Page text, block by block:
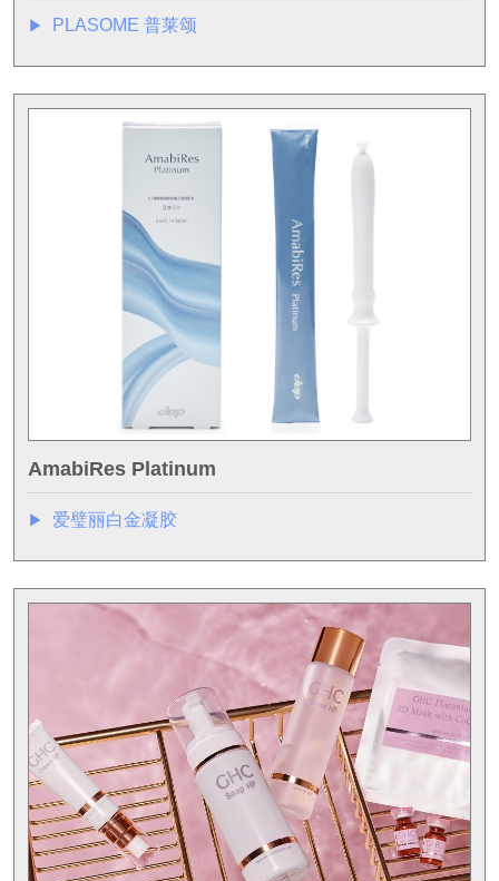
▶︎ PLASOME 普莱颂
AmabiRes Platinum
▶︎ 爱璧丽白金凝胶